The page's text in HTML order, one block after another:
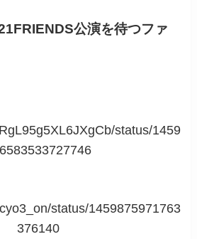
公演を待つファ
status/1459
status/1459875971763
376140